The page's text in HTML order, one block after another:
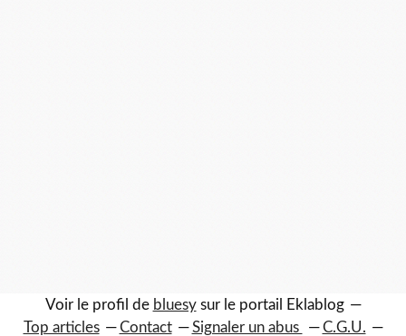
Voir le profil de bluesysur le portail Eklablog
Top articles
Contact Signaler un abus
C.G.U.